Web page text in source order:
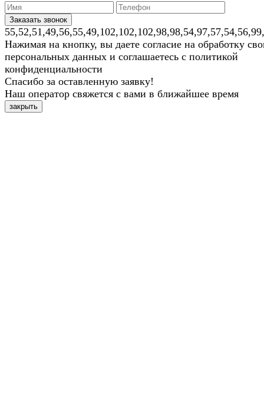
Нажимая на кнопку, вы даете согласие на обработку
персональных данных и соглашаетесь с политикой
конфиденциальности
Спасибо за оставленную заявку!
Наш оператор свяжется с вами в ближайшее время
закрыть